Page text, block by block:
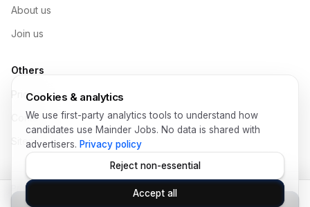
About us
Join us
Others
Pricing
Contact
Sitemap
Privacy Policy Terms of Use Legal
Data Protection
© Copyright 2026 Mainder SL
Cookies & analytics
We use first-party analytics tools to understand how
candidates use Mainder Jobs. No data is shared with
advertisers. Privacy policy
Reject non-essential
Accept all